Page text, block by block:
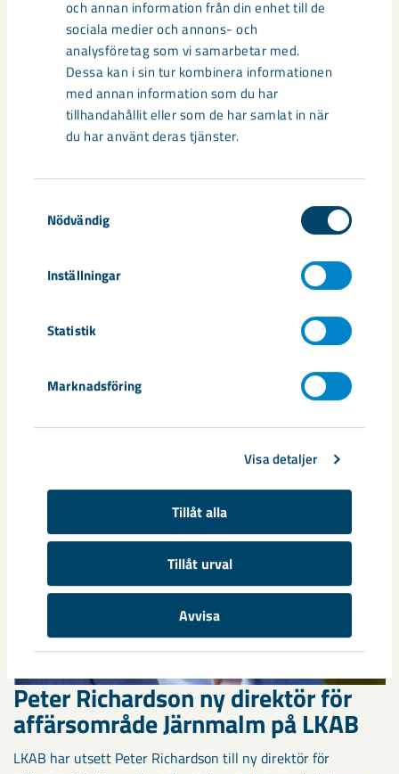
och annan information från din enhet till de
sociala medier och annons- och
analysföretag som vi samarbetar med.
Dessa kan i sin tur kombinera informationen
med annan information som du har
tillhandahållit eller som de har samlat in när
du har använt deras tjänster.
Nödvändig
Inställningar
Statistik
Marknadsföring
Visa detaljer
Tillåt alla
Tillåt urval
Avvisa
Taggar
Anders Lundgren LKAB Minerals Tyskland
Relaterat innehåll
Peter Richardson ny direktör för
affärsområde Järnmalm på LKAB
LKAB har utsett Peter Richardson till ny direktör för